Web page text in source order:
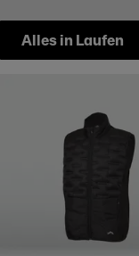
Alles in Laufen